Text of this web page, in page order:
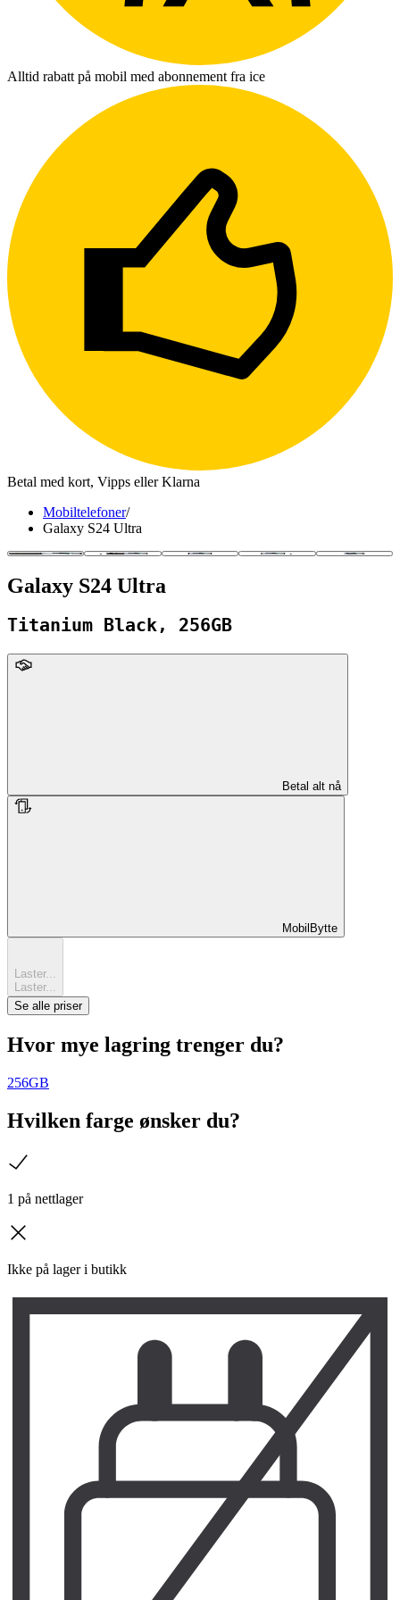
Alltid rabatt på mobil med abonnement fra ice
Betal med kort, Vipps eller Klarna
Mobiltelefoner/
Galaxy S24 Ultra
Galaxy S24 Ultra
Titanium Black, 256GB
Betal alt nå
MobilBytte
Laster...
Laster...
Se alle priser
Hvor mye lagring trenger du?
256GB
Hvilken farge ønsker du?
1 på nettlager
Ikke på lager i butikk